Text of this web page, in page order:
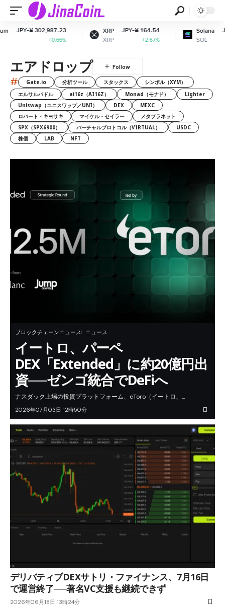
302,987.23 JPY-¥ 164.54
+2.67%
JPY-¥
エアドロップ
# Gate.io 分析ツール スタックス
シンボル（XYM）
エルサルバドル
ai16z（AI16Z） Monad（モナド）
Lighter
Uniswap（ユニスワップ／UNI）
DEX
MEXC
ロバート・キヨサキ
マイケル・セイラー
メタプラネット
SPX（SPX6900）
バーチャルプロトコル（VIRTUAL）
USDC
株価
LAB NFT
ブロックチェーンニュース ニュース
イートロ、パーペ
DEX「Extended」に約20億円出
資──ゼンゴ統合でDeFiへ
ナスダック上場の投資プラットフォーム、eToro（イートロ、…
2026年07月03日 12時50分
デリバティブDEXサトリ・ファイナンス、7月16日
で運営終了──著名VC支援も継続できず
2026年06月18日 13時24分